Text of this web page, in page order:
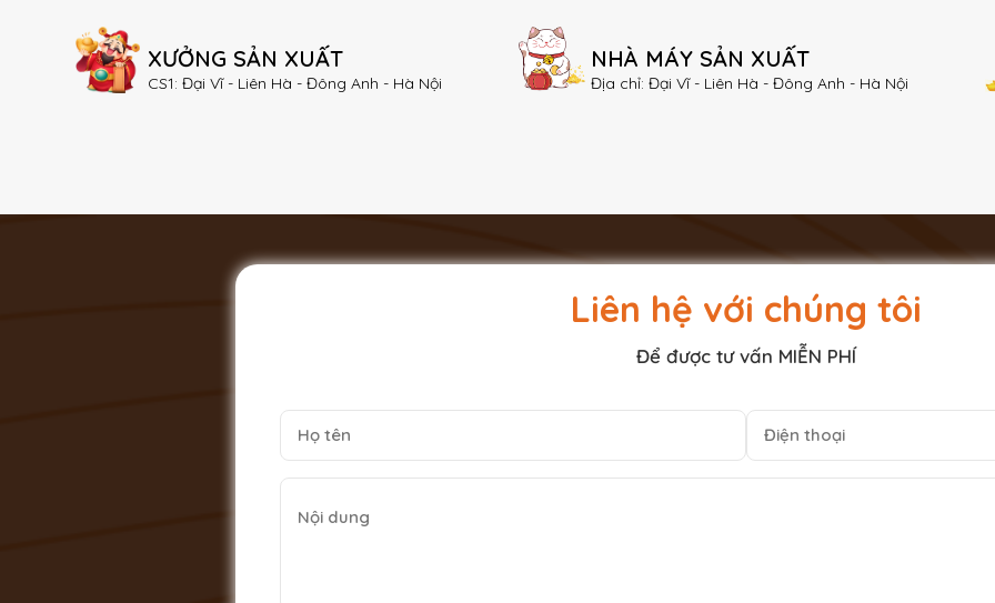
XƯỞNG SẢN XUẤT
CS1: Đại Vĩ - Liên Hà - Đông Anh - Hà Nội
NHÀ MÁY SẢN XUẤT
Địa chỉ: Đại Vĩ - Liên Hà - Đông Anh - Hà Nội
Liên hệ với chúng tôi
Để được tư vấn MIỄN PHÍ